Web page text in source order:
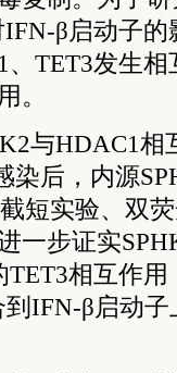
β启动子
TET3发生
。
与HDAC1相
染后，内源
短实验、双
一步证实
相互作用
IFN-β启动